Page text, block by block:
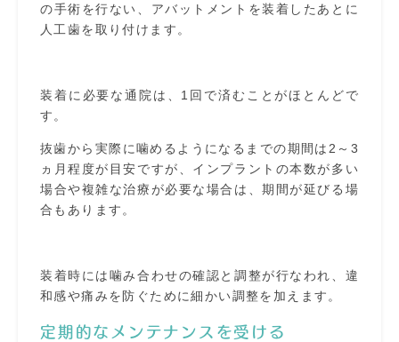
の手術を行ない、アバットメントを装着したあとに
人工歯を取り付けます。
装着に必要な通院は、1回で済むことがほとんどで
す。
抜歯から実際に噛めるようになるまでの期間は2～3
ヵ月程度が目安ですが、インプラントの本数が多い
場合や複雑な治療が必要な場合は、期間が延びる場
合もあります。
装着時には噛み合わせの確認と調整が行なわれ、違
和感や痛みを防ぐために細かい調整を加えます。
定期的なメンテナンスを受ける